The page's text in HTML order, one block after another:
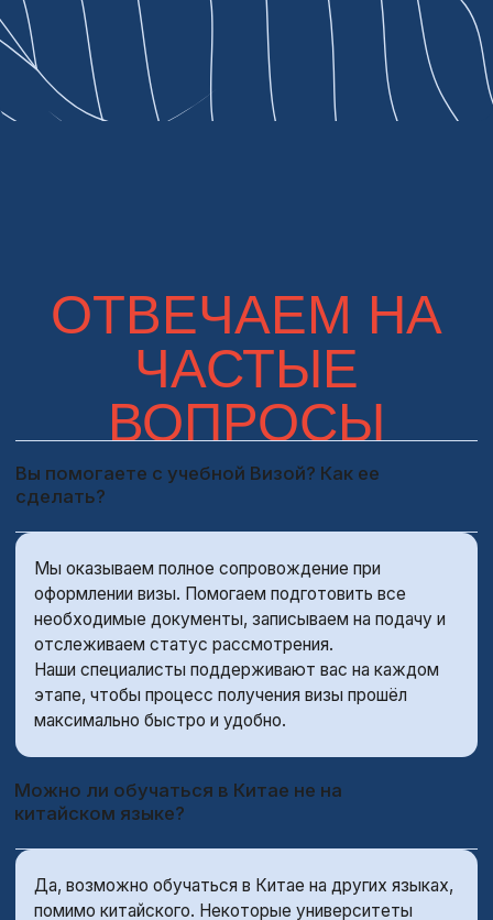
1000 юаней в месяц на учебные материалы, книги и
различные развлечения, такие как походы в кино,
музеи или на концерты.
Здравоохранение и другие расходы: Дополнительно
можно учесть расходы на медицинскую страховку,
личную гигиену, мобильную связь, интернет и
популярные приложения заблокированы?
Да, в Китае действует "Великий китайский
файрволл", который блокирует доступ к многим
многие популярные мировые интернет-ресурсы и
приложения. Некоторые из наиболее известных
заблокированных ресурсов включают в себя
многие другие.
Вместо этого в Китае широко используются
китайские аналоги заблокированных зарубежных
платформ, такие как WeChat (аналог Facebook и
мессенджера), Weibo (аналог Twitter), Youku (аналог
YouTube) и т. д. Кроме того, существуют местные
китайские поисковые системы, такие как Baidu,
которые являются альтернативой Google.
Тем не менее, существуют способы обхода
частных сетей (VPN) или других подобных
заблокированным ресурсам.